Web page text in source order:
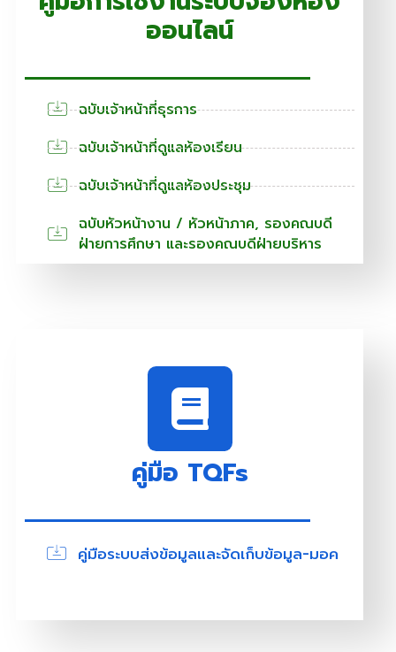
ออนไลน์
ฉบับเจ้าหน้าที่ธุรการ
ฉบับเจ้าหน้าที่ดูแลห้องเรียน
ฉบับเจ้าหน้าที่ดูแลห้องประชุม
ฉบับหัวหน้างาน / หัวหน้าภาค, รองคณบดี
ฝ่ายการศึกษา และรองคณบดีฝ่ายบริหาร
คู่มือ TQFs
คู่มือระบบส่งข้อมูลและจัดเก็บข้อมูล-มอค